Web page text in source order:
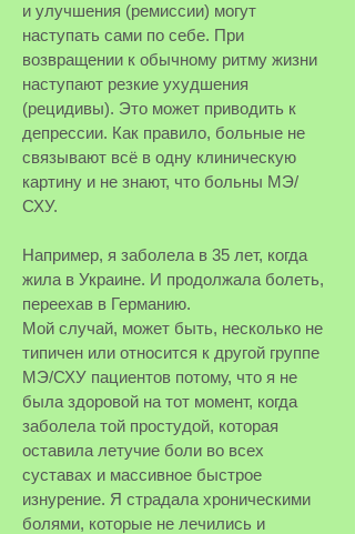
и улучшения (ремиссии) могут
наступать сами по себе. При
возвращении к обычному ритму жизни
наступают резкие ухудшения
(рецидивы). Это может приводить к
депрессии. Как правило, больные не
связывают всё в одну клиническую
картину и не знают, что больны МЭ/
СХУ.
Например, я заболела в 35 лет, когда
жила в Украине. И продолжала болеть,
переехав в Германию.
Мой случай, может быть, несколько не
типичен или относится к другой группе
МЭ/СХУ пациентов потому, что я не
была здоровой на тот момент, когда
заболела той простудой, которая
оставила летучие боли во всех
суставах и массивное быстрое
изнурение. Я страдала хроническими
болями, которые не лечились и